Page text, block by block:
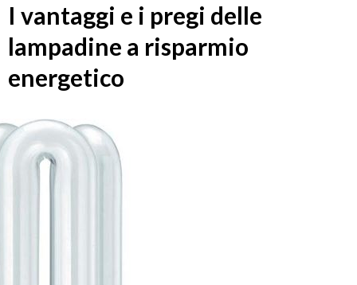
I vantaggi e i pregi delle
lampadine a risparmio
energetico